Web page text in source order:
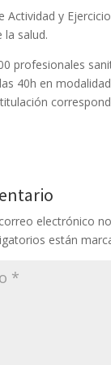
Actividad y
la salud.
profesionales
40h en
electrónico
están